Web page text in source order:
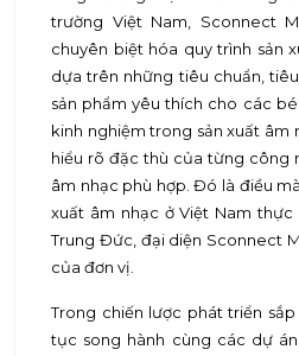
trường Việt Nam, Sconnect
chuyên biệt hóa quy trình sản
dựa trên những tiêu chuẩn,
sản phẩm yêu thích cho các
kinh nghiệm trong sản xuất âm
hiểu rõ đặc thù của từng công
âm nhạc phù hợp. Đó là điều
xuất âm nhạc ở Việt Nam thực
Trung Đức, đại diện Sconnect
của đơn vị.
Trong chiến lược phát triển
tục song hành cùng các dự